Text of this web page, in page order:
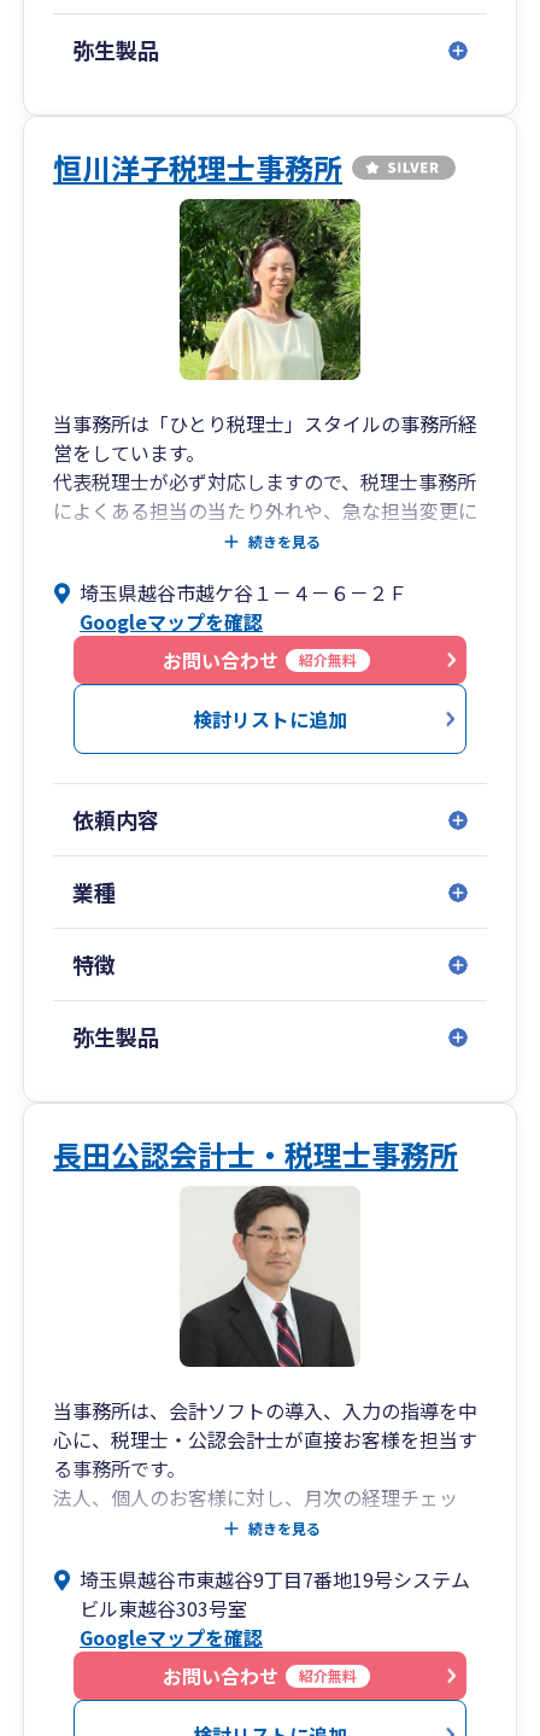
4 金融機関を意識した決算書作成
金融機関から融資をスムーズに受けるためには格
5 税務調査対応
弊所では一般の税理士事務所が敬遠するスポット
での税務調査立ち会いを数多く対応しています。
そのため、どのような申告書が調査対象となりや
すいかを熟知しており、その経験値に基づき申告
書を作成しております。
弥生製品
恒川洋子税理士事務所
当事務所は「ひとり税理士」スタイルの事務所経
営をしています。
代表税理士が必ず対応しますので、税理士事務所
によくある担当の当たり外れや、急な担当変更に
よりご迷惑をおかけすることはありませんので安
また、埼玉県越谷市を拠点としておりますがオン
ラインにより全国対応可能ですので、物理的な距
離ではなく、相性が合うか、丁寧に説明してくれ
るか、料金は適正か、レスポンスは早いか、など
をポイントにご判断ください。
得意ですが、業種限定はしておりません。
ホームページにて、日々、税務情報なども発信し
続きを見る
埼玉県越谷市越ケ谷１－４－６－２Ｆ
Googleマップを確認
お問い合わせ
紹介無料
検討リストに追加
依頼内容
業種
特徴
弥生製品
長田公認会計士・税理士事務所
当事務所は、会計ソフトの導入、入力の指導を中
心に、税理士・公認会計士が直接お客様を担当す
る事務所です。
法人、個人のお客様に対し、月次の経理チェッ
ク、税務申告、税務相談、法人化の相談、確定申
ービスを活用して経理につながる業務フロー全般
の効率化を支援します。
昨今の情勢に鑑みて、補助金申請の代行、資金調
達支援、事業承継支援、M&Aまで順次サービスを
拡張していきます。
お客様のお困りごとをともに解決できるよう日々
続きを見る
埼玉県越谷市東越谷9丁目7番地19号システム
ビル東越谷303号室
Googleマップを確認
お問い合わせ
紹介無料